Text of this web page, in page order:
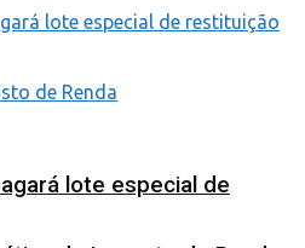
lote especial de